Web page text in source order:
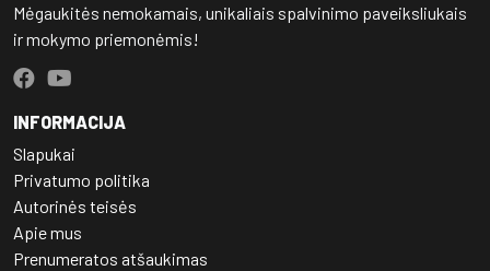
Mėgaukitės nemokamais, unikaliais spalvinimo paveiksliukais
ir mokymo priemonėmis!
INFORMACIJA
Slapukai
Privatumo politika
Autorinės teisės
Apie mus
Prenumeratos atšaukimas